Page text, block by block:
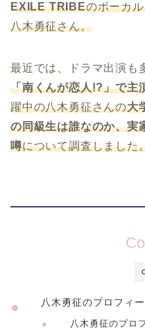
EXILE TRIBEのボーカ
八木勇征さん。
最近では、ドラマ出演も
「南くんが恋人!?」で主
躍中の八木勇征さんの大
の同級生は誰なのか、実
噂について調査しました
八木勇征のプロフィ
八木勇征のプロ